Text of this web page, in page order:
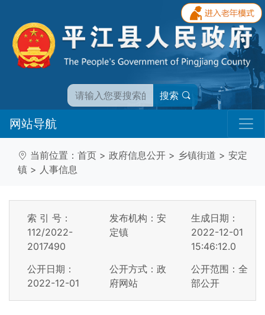
搜索
网站导航
当前位置： 首页 > 政府信息公开 > 乡镇街道 > 安定
镇 > 人事信息
索 引 号：
112/2022-
2017490
发布机构：安
定镇
生成日期：
2022-12-01
15:46:12.0
公开日期：
2022-12-01
公开方式：政
府网站
公开范围：全
部公开